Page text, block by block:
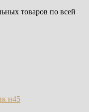
товаров по всей
н45